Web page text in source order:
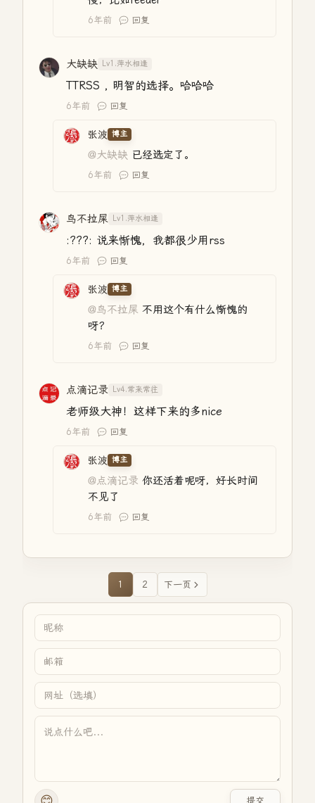
6年前 回复
大缺缺 Lv1.萍水相逢
TTRSS , 明智的选择。哈哈哈
6年前 回复
张波 博主
@大缺缺 已经选定了。
6年前 回复
鸟不拉屎 Lv1.萍水相逢
:???: 说来惭愧，我都很少用rss
6年前 回复
张波 博主
@鸟不拉屎 不用这个有什么惭愧的
呀？
6年前 回复
点滴记录 Lv4.常来常往
老师级大神！这样下来的多nice
6年前 回复
张波 博主
@点滴记录 你还活着呢呀，好长时间
不见了
6年前 回复
1 2 下一页
提交